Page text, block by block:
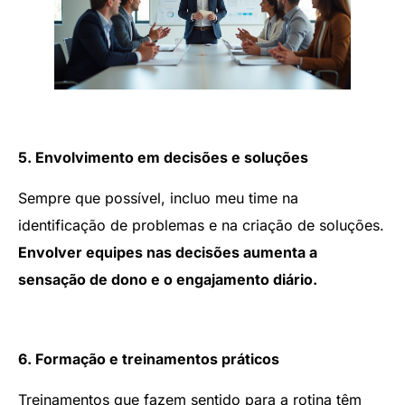
5. Envolvimento em decisões e soluções
Sempre que possível, incluo meu time na
identificação de problemas e na criação de soluções.
Envolver equipes nas decisões aumenta a
sensação de dono e o engajamento diário.
6. Formação e treinamentos práticos
Treinamentos que fazem sentido para a rotina têm